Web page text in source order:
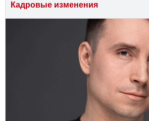
Кадровые изменения